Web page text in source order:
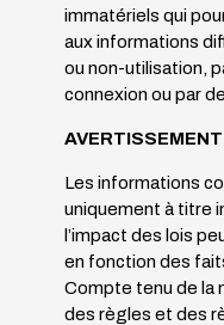
immatériels qui
aux informations
ou non-utilisation,
connexion ou par
Les informations
uniquement à titre
l’impact des lois
en fonction des
Compte tenu de la
des règles et des